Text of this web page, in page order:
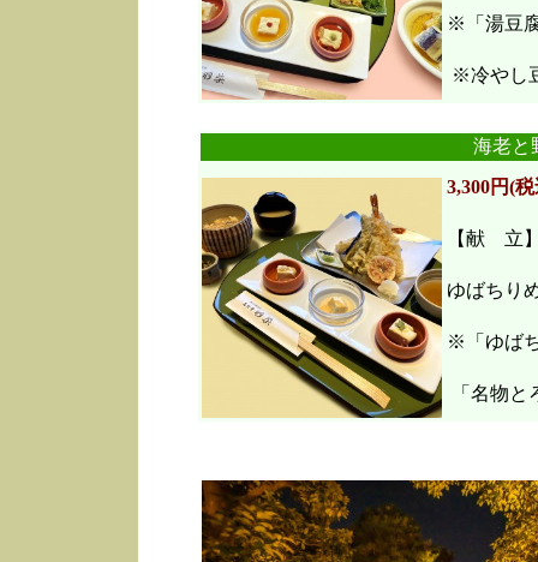
※「湯豆
※冷やし
海老
3,300円(
【献 立
ゆばちり
※「ゆば
「名物と